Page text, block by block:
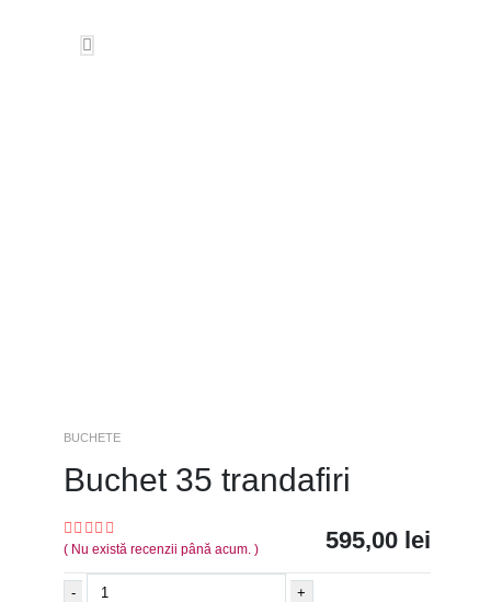
BUCHETE
Buchet 35 trandafiri
0out of 5
( Nu există recenzii până acum. ) 595,00 lei
- +